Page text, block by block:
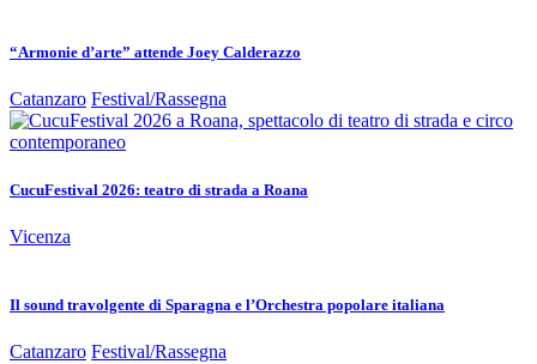
“Armonie d’arte” attende Joey Calderazzo
Catanzaro Festival/Rassegna
CucuFestival 2026: teatro di strada a Roana
Vicenza
Il sound travolgente di Sparagna e l’Orchestra popolare italiana
Catanzaro Festival/Rassegna